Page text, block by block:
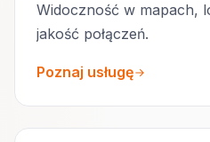
Widoczność w mapach,
jakość połączeń.
Poznaj usługę